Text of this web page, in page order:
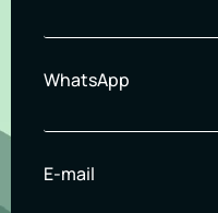
WhatsApp
E-mail